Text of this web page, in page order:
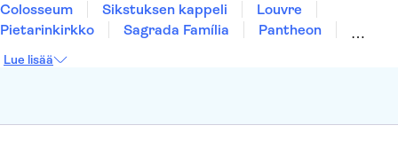
Colosseum
Sikstuksen kappeli
Louvre
Pietarinkirkko
Sagrada Família
Pantheon
Keukenhof
Lue lisää